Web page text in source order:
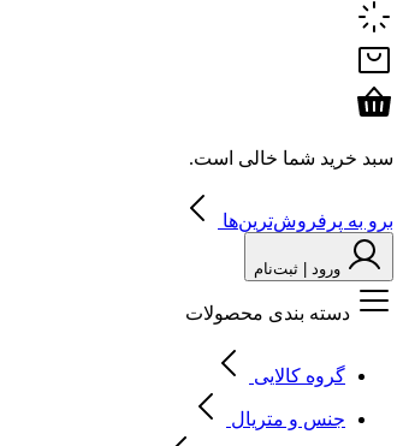
سبد خرید شما خالی است.
برو به پرفروش‌ترین‌ها
ورود | ثبت‌نام
دسته بندی محصولات
گروه کالایی
جنس و متریال